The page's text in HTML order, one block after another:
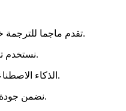
تقدم ماجما للترجمة خدمات تعتمد على الذكاء الاصطناعي.
نستخدم تقنيات متطورة لتحسين دقة الترجمة.
الذكاء الاصطناعي يساعد في تسريع عملية الترجمة.
نضمن جودة عالية من خلال دمج الخبرة البشرية.